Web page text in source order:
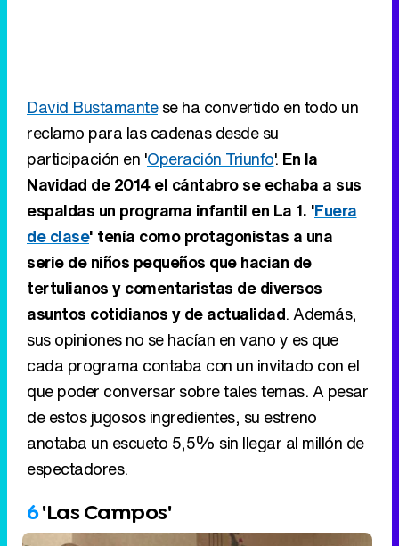
David Bustamantese ha convertido en todo un
reclamo para las cadenas desde su
participación en 'Operación Triunfo'. En la
Navidad de 2014 el cántabro se echaba a sus
espaldas un programa infantil en La 1. 'Fuera
de clase' tenía como protagonistas a una
serie de niños pequeños que hacían de
tertulianos y comentaristas de diversos
asuntos cotidianos y de actualidad. Además,
sus opiniones no se hacían en vano y es que
cada programa contaba con un invitado con el
que poder conversar sobre tales temas. A pesar
de estos jugosos ingredientes, su estreno
anotaba un escueto 5,5% sin llegar al millón de
espectadores.
6'Las Campos'